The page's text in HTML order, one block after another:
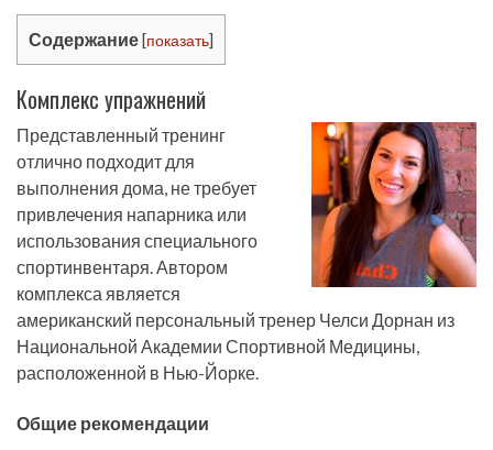
Содержание [показать]
Комплекс упражнений
Представленный тренинг
отлично подходит для
выполнения дома, не требует
привлечения напарника или
использования специального
спортинвентаря. Автором
комплекса является
американский персональный тренер Челси Дорнан из
Национальной Академии Спортивной Медицины,
расположенной в Нью-Йорке.
Общие рекомендации